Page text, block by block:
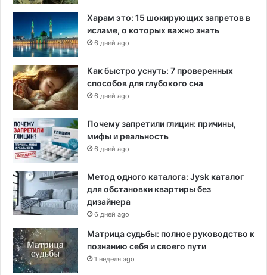
Харам это: 15 шокирующих запретов в
исламе, о которых важно знать
6 дней ago
Как быстро уснуть: 7 проверенных
способов для глубокого сна
6 дней ago
Почему запретили глицин: причины,
мифы и реальность
6 дней ago
Метод одного каталога: Jysk каталог
для обстановки квартиры без
дизайнера
6 дней ago
Матрица судьбы: полное руководство к
познанию себя и своего пути
1 неделя ago